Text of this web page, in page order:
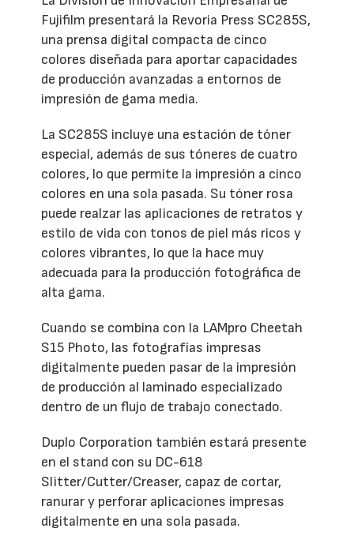
Fujifilm presentará la Revoria Press SC285S,
una prensa digital compacta de cinco
colores diseñada para aportar capacidades
de producción avanzadas a entornos de
impresión de gama media.
La SC285S incluye una estación de tóner
especial, además de sus tóneres de cuatro
colores, lo que permite la impresión a cinco
colores en una sola pasada. Su tóner rosa
puede realzar las aplicaciones de retratos y
estilo de vida con tonos de piel más ricos y
colores vibrantes, lo que la hace muy
adecuada para la producción fotográfica de
alta gama.
Cuando se combina con la LAMpro Cheetah
S15 Photo, las fotografías impresas
digitalmente pueden pasar de la impresión
de producción al laminado especializado
dentro de un flujo de trabajo conectado.
Duplo Corporation también estará presente
en el stand con su DC-618
Slitter/Cutter/Creaser, capaz de cortar,
ranurar y perforar aplicaciones impresas
digitalmente en una sola pasada.